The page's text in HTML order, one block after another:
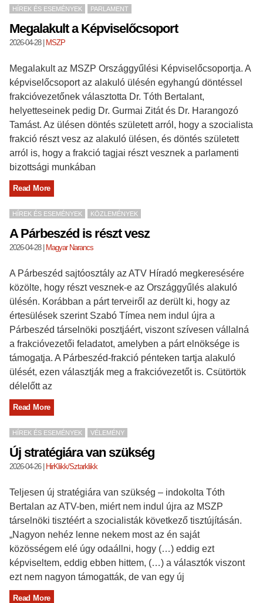
HÍREK ÉS ESEMÉNYEK PARLAMENT
Megalakult a Képviselőcsoport
2026-04-28| MSZP
Megalakult az MSZP Országgyűlési Képviselőcsoportja. A
képviselőcsoport az alakuló ülésén egyhangú döntéssel
frakcióvezetőnek választotta Dr. Tóth Bertalant,
helyetteseinek pedig Dr. Gurmai Zitát és Dr. Harangozó
Tamást. Az ülésen döntés született arról, hogy a szocialista
frakció részt vesz az alakuló ülésen, és döntés született
arról is, hogy a frakció tagjai részt vesznek a parlamenti
bizottsági munkában
Read More
HÍREK ÉS ESEMÉNYEK KÖZLEMÉNYEK
A Párbeszéd is részt vesz
2026-04-28| Magyar Narancs
A Párbeszéd sajtóosztály az ATV Híradó megkeresésére
közölte, hogy részt vesznek-e az Országgyűlés alakuló
ülésén. Korábban a párt terveiről az derült ki, hogy az
értesülések szerint Szabó Tímea nem indul újra a
Párbeszéd társelnöki posztjáért, viszont szívesen vállalná
a frakcióvezetői feladatot, amelyben a párt elnöksége is
támogatja. A Párbeszéd-frakció pénteken tartja alakuló
ülését, ezen választják meg a frakcióvezetőt is. Csütörtök
délelőtt az
Read More
HÍREK ÉS ESEMÉNYEK VÉLEMÉNY
Új stratégiára van szükség
2026-04-26| HirKlikk/Sztarklikk
Teljesen új stratégiára van szükség – indokolta Tóth
Bertalan az ATV-ben, miért nem indul újra az MSZP
társelnöki tisztéért a szocialisták következő tisztújításán.
„Nagyon nehéz lenne nekem most az én saját
közösségem elé úgy odaállni, hogy (…) eddig ezt
képviseltem, eddig ebben hittem, (…) a választók viszont
ezt nem nagyon támogatták, de van egy új
Read More